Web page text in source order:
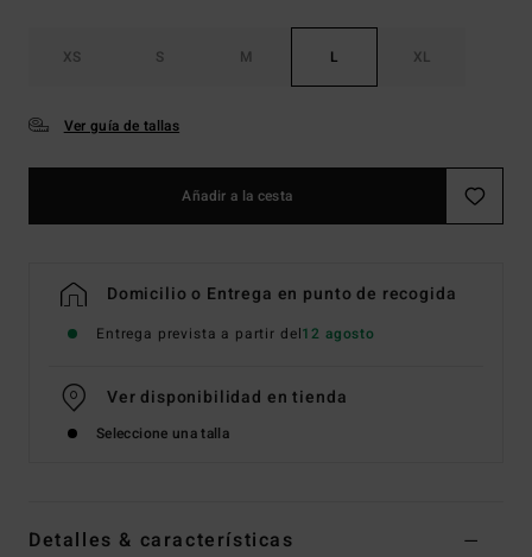
XS S M L XL
Ver guía de tallas
Añadir a la cesta
Domicilio o Entrega en punto de recogida
Entrega prevista a partir del12 agosto
Ver disponibilidad en tienda
Seleccione una talla
Detalles & características